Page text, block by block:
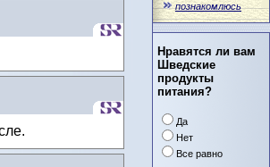
познакомлюсь
Нравятся ли вам
Шведские
продукты
питания?
Да
Нет
Все равно